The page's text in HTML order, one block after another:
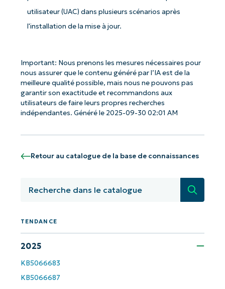
utilisateur (UAC) dans plusieurs scénarios après
l'installation de la mise à jour.
Important: Nous prenons les mesures nécessaires pour
nous assurer que le contenu généré par l’IA est de la
meilleure qualité possible, mais nous ne pouvons pas
garantir son exactitude et recommandons aux
utilisateurs de faire leurs propres recherches
indépendantes. Généré le 2025-09-30 02:01 AM
Retour au catalogue de la base de connaissances
TENDANCE
2025
KB5066683
KB5066687
Commencez avec les analyses de KB
pilotées par l'IA de NinjaOne !
First
and
last
Company
name*